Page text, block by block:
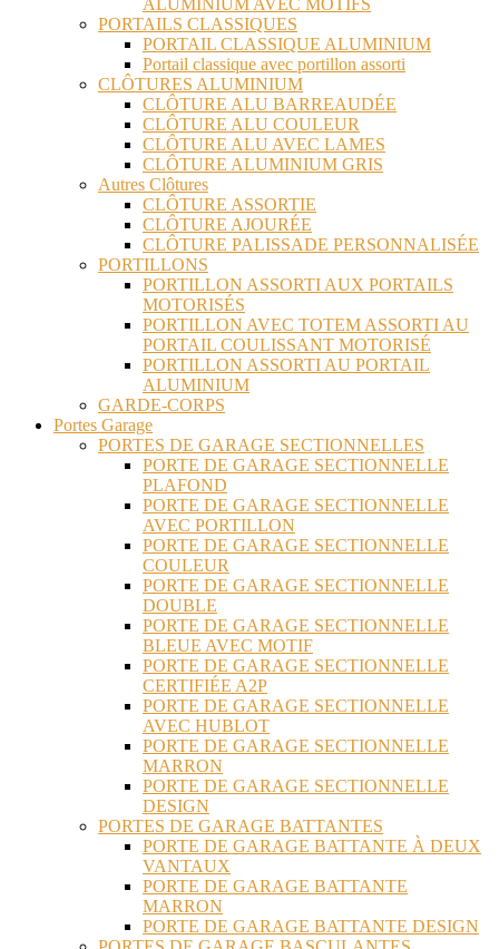
ALUMINIUM AVEC MOTIFS
PORTAILS CLASSIQUES
PORTAIL CLASSIQUE ALUMINIUM
Portail classique avec portillon assorti
CLÔTURES ALUMINIUM
CLÔTURE ALU BARREAUDÉE
CLÔTURE ALU COULEUR
CLÔTURE ALU AVEC LAMES
CLÔTURE ALUMINIUM GRIS
Autres Clôtures
CLÔTURE ASSORTIE
CLÔTURE AJOURÉE
CLÔTURE PALISSADE PERSONNALISÉE
PORTILLONS
PORTILLON ASSORTI AUX PORTAILS
MOTORISÉS
PORTILLON AVEC TOTEM ASSORTI AU
PORTAIL COULISSANT MOTORISÉ
PORTILLON ASSORTI AU PORTAIL
ALUMINIUM
GARDE-CORPS
Portes Garage
PORTES DE GARAGE SECTIONNELLES
PORTE DE GARAGE SECTIONNELLE
PLAFOND
PORTE DE GARAGE SECTIONNELLE
AVEC PORTILLON
PORTE DE GARAGE SECTIONNELLE
COULEUR
PORTE DE GARAGE SECTIONNELLE
DOUBLE
PORTE DE GARAGE SECTIONNELLE
BLEUE AVEC MOTIF
PORTE DE GARAGE SECTIONNELLE
CERTIFIÉE A2P
PORTE DE GARAGE SECTIONNELLE
AVEC HUBLOT
PORTE DE GARAGE SECTIONNELLE
MARRON
PORTE DE GARAGE SECTIONNELLE
DESIGN
PORTES DE GARAGE BATTANTES
PORTE DE GARAGE BATTANTE À DEUX
VANTAUX
PORTE DE GARAGE BATTANTE
MARRON
PORTE DE GARAGE BATTANTE DESIGN